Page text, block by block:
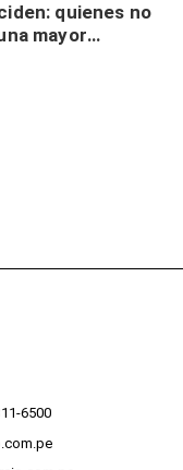
quienes no
mayor
y no es por
6500